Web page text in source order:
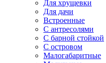
Для хрущевки
Для дачи
Встроенные
С антресолями
С барной стойкой
С островом
Малогабаритные